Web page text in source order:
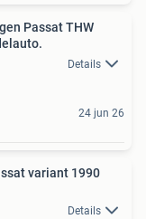
Passat THW
Details
24 jun 26
variant 1990
Details